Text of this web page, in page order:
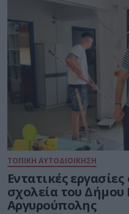
ΤΟΠΙΚΗ ΑΥΤΟΔΙΟΙΚΗΣΗ
Εντατικές
σχολεία του Δήμου
Αργυρούπολης